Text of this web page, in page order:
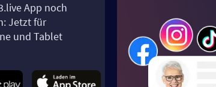
App noch
Jetzt für
und Tablet